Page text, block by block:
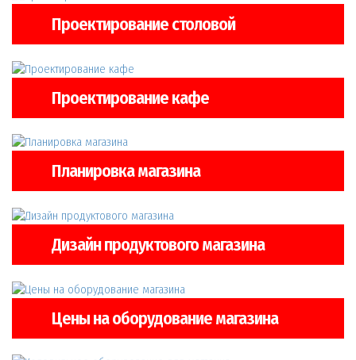
Проектирование столовой
Проектирование кафе
Планировка магазина
Дизайн продуктового магазина
Цены на оборудование магазина